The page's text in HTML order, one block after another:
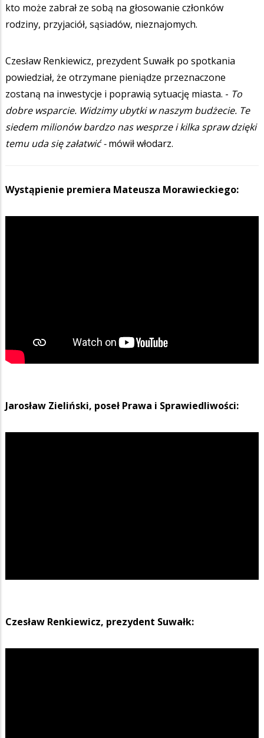
kto może zabrał ze sobą na głosowanie członków
rodziny, przyjaciół, sąsiadów, nieznajomych.
Czesław Renkiewicz, prezydent Suwałk po spotkania
powiedział, że otrzymane pieniądze przeznaczone
zostaną na inwestycje i poprawią sytuację miasta. - To
dobre wsparcie. Widzimy ubytki w naszym budżecie. Te
siedem milionów bardzo nas wesprze i kilka spraw dzięki
temu uda się załatwić -mówił włodarz.
Wystąpienie premiera Mateusza Morawieckiego:
Jarosław Zieliński, poseł Prawa i Sprawiedliwości:
Czesław Renkiewicz, prezydent Suwałk: